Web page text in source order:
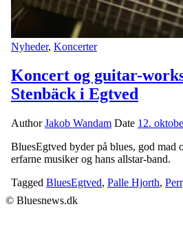
Nyheder, Koncerter
Koncert og guitar-
Stenbäck i Egtved
AuthorJakob Wandam Date 12.
BluesEgtved byder på blues, god mad
erfarne musiker og hans allstar-band.
Tagged BluesEgtved, Palle Hjorth,
© Bluesnews.dk